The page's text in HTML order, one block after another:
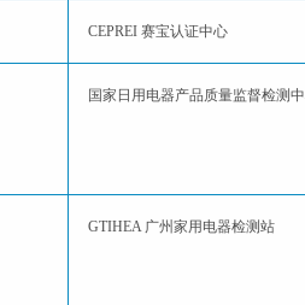
CEPREI 赛宝认证中心
国家日用电器产品质量监督检测
GTIHEA 广州家用电器检测站